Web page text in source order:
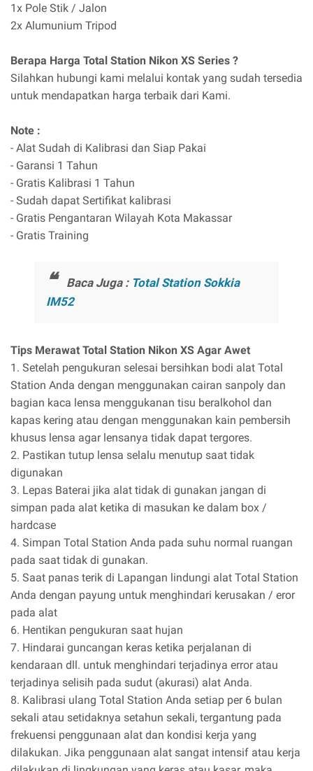
1x Pole Stik / Jalon
2x Alumunium Tripod
Berapa Harga Total Station Nikon XS Series ?
Silahkan hubungi kami melalui kontak yang sudah tersedia
untuk mendapatkan harga terbaik dari Kami.
Note :
- Alat Sudah di Kalibrasi dan Siap Pakai
- Garansi 1 Tahun
- Gratis Kalibrasi 1 Tahun
- Sudah dapat Sertifikat kalibrasi
- Gratis Pengantaran Wilayah Kota Makassar
- Gratis Training
Baca Juga : Total Station Sokkia
IM52
Tips Merawat Total Station Nikon XS Agar Awet
1. Setelah pengukuran selesai bersihkan bodi alat Total
Station Anda dengan menggunakan cairan sanpoly dan
bagian kaca lensa menggukanan tisu beralkohol dan
kapas kering atau dengan menggunakan kain pembersih
khusus lensa agar lensanya tidak dapat tergores.
2. Pastikan tutup lensa selalu menutup saat tidak
digunakan
3. Lepas Baterai jika alat tidak di gunakan jangan di
simpan pada alat ketika di masukan ke dalam box /
hardcase
4. Simpan Total Station Anda pada suhu normal ruangan
pada saat tidak di gunakan.
5. Saat panas terik di Lapangan lindungi alat Total Station
Anda dengan payung untuk menghindari kerusakan / eror
pada alat
6. Hentikan pengukuran saat hujan
7. Hindarai guncangan keras ketika perjalanan di
kendaraan dll. untuk menghindari terjadinya error atau
terjadinya selisih pada sudut (akurasi) alat Anda.
8. Kalibrasi ulang Total Station Anda setiap per 6 bulan
sekali atau setidaknya setahun sekali, tergantung pada
frekuensi penggunaan alat dan kondisi kerja yang
dilakukan. Jika penggunaan alat sangat intensif atau kerja